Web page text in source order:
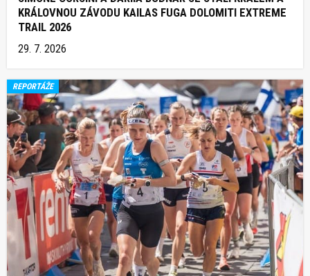
KRÁLOVNOU ZÁVODU KAILAS FUGA DOLOMITI EXTREME
TRAIL 2026
29. 7. 2026
REPORTÁŽE